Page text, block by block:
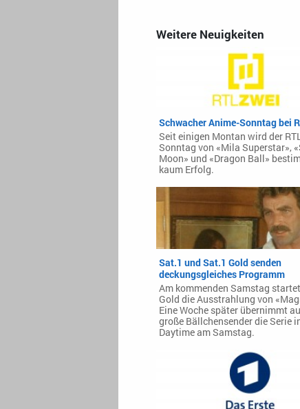
Weitere Neuigkeiten
Schwacher Anime-Sonntag bei
Seit einigen Montan wird der
Sonntag von «Mila Superstar»,
Moon» und «Dragon Ball»
kaum Erfolg.
Sat.1 und Sat.1 Gold senden
deckungsgleiches Programm
Am kommenden Samstag
Gold die Ausstrahlung von
Eine Woche später übernimmt
große Bällchensender die Serie
Daytime am Samstag.